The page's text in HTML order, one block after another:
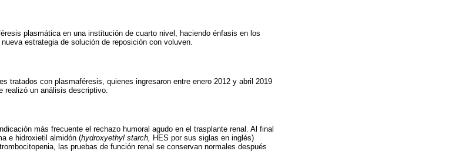
plasmática en una institución de cuarto nivel, haciendo énfasis en los
estrategia de solución de reposición con voluven.
tratados con plasmaféresis, quienes ingresaron entre enero 2012 y abril 2019
un análisis descriptivo.
más frecuente el rechazo humoral agudo en el trasplante renal. Al final
e hidroxietil almidón (hydroxyethyl starch, HES por sus siglas en inglés)
las pruebas de función renal se conservan normales después